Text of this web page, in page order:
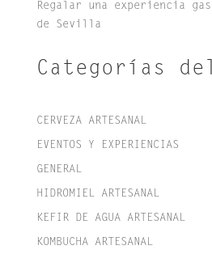
Regalar una experiencia
de Sevilla
Categorías
CERVEZA ARTESANAL
EVENTOS Y EXPERIENCIAS
GENERAL
HIDROMIEL ARTESANAL
KEFIR DE AGUA ARTESANAL
KOMBUCHA ARTESANAL